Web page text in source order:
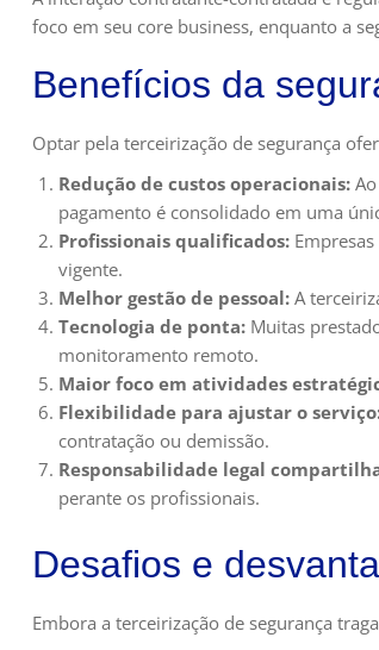
foco em seu core business, enquanto a
Benefícios da
Optar pela terceirização de segurança
Redução de custos operacionais:
pagamento é consolidado em uma
Profissionais qualificados:
vigente.
Melhor gestão de pessoal: A
Tecnologia de ponta: Muitas
monitoramento remoto.
Maior foco em atividades
Flexibilidade para ajustar o
contratação ou demissão.
Responsabilidade legal
perante os profissionais.
Desafios e
Embora a terceirização de segurança